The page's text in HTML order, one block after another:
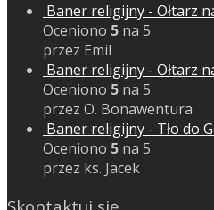
Baner religijny - Ołtarz
Oceniono 5 na 5
przez Emil
Baner religijny - Ołtarz
Oceniono 5 na 5
przez O. Bonawentura
Baner religijny - Tło do
Oceniono 5 na 5
przez ks. Jacek